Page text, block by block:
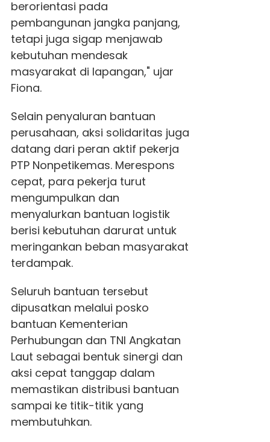
berorientasi pada
pembangunan jangka panjang,
tetapi juga sigap menjawab
kebutuhan mendesak
masyarakat di lapangan," ujar
Fiona.
Selain penyaluran bantuan
perusahaan, aksi solidaritas juga
datang dari peran aktif pekerja
PTP Nonpetikemas. Merespons
cepat, para pekerja turut
mengumpulkan dan
menyalurkan bantuan logistik
berisi kebutuhan darurat untuk
meringankan beban masyarakat
terdampak.
Seluruh bantuan tersebut
dipusatkan melalui posko
bantuan Kementerian
Perhubungan dan TNI Angkatan
Laut sebagai bentuk sinergi dan
aksi cepat tanggap dalam
memastikan distribusi bantuan
sampai ke titik-titik yang
membutuhkan.